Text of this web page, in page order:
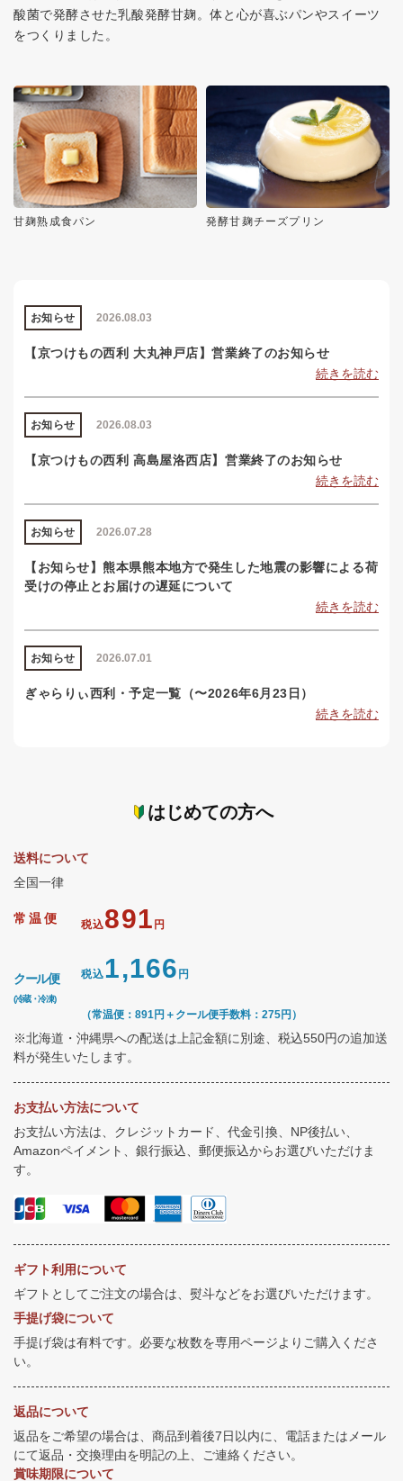
酸菌で発酵させた乳酸発酵甘麹。体と心が喜ぶパンやスイーツ
をつくりました。
甘麹熟成食パン 発酵甘麹チーズプリン
2026.08.03
お知らせ
【京つけもの西利 大丸神戸店】営業終了のお知らせ
続きを読む
2026.08.03
お知らせ
【京つけもの西利 高島屋洛西店】営業終了のお知らせ
続きを読む
2026.07.28
お知らせ
【お知らせ】熊本県熊本地方で発生した地震の影響による荷
受けの停止とお届けの遅延について
続きを読む
2026.07.01
お知らせ
ぎゃらりぃ西利・予定一覧（〜2026年6月23日）
続きを読む
はじめての方へ
送料について
全国一律
常温便 税込891 円
クール便
(冷蔵・冷凍)
税込1,166 円
（常温便：891円＋クール便手数料：275円）
※北海道・沖縄県への配送は上記金額に別途、税込550円の追加送
料が発生いたします。
お支払い方法について
お支払い方法は、クレジットカード、代金引換、NP後払い、
Amazonペイメント、銀行振込、郵便振込からお選びいただけま
す。
ギフト利用について
ギフトとしてご注文の場合は、熨斗などをお選びいただけます。
手提げ袋について
手提げ袋は有料です。必要な枚数を専用ページよりご購入くださ
い。
返品について
返品をご希望の場合は、商品到着後7日以内に、電話またはメール
にて返品・交換理由を明記の上、ご連絡ください。
賞味期限について